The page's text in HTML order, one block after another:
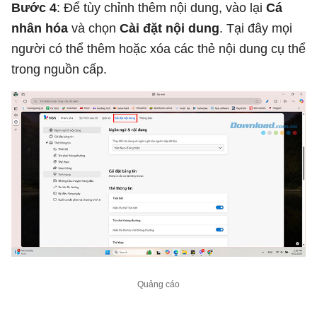
Bước 4: Để tùy chỉnh thêm nội dung, vào lại Cá
nhân hóa và chọn Cài đặt nội dung. Tại đây mọi
người có thể thêm hoặc xóa các thẻ nội dung cụ thể
trong nguồn cấp.